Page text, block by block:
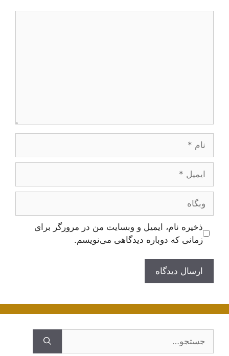
وبگاه
ذخیره نام، ایمیل و وبسایت من در مرورگر برای
زمانی که دوباره دیدگاهی می‌نویسم.